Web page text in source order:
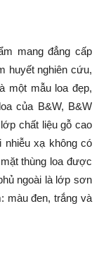
mang đẳng cấp
huyết nghiên cứu,
một mẫu loa đẹp,
của B&W, B&W
chất liệu gỗ cao
nhiễu xạ không có
thùng loa được
ngoài là lớp sơn
màu đen, trắng và